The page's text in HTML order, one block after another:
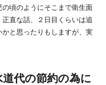
過ごし方。メリットを最大
休みを満喫！
し方。 土曜・日曜が休みの働き方
頃のようにそこまで衛生面
直な話、２日目くらいは追
と思ったりもしますが、実
代の節約の為に